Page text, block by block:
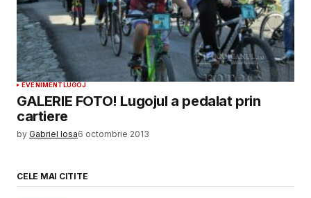
EVENIMENTLUGOJ
GALERIE FOTO! Lugojul a pedalat prin
cartiere
by Gabriel Iosa6 octombrie 2013
CELE MAI CITITE